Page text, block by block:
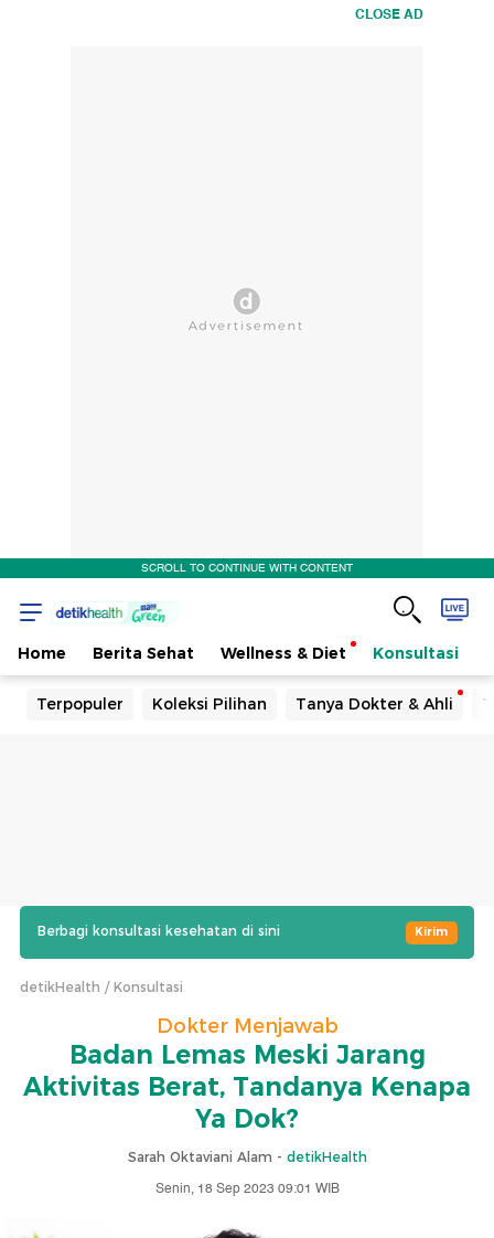
CLOSE AD
SCROLL TO CONTINUE WITH CONTENT
Home Berita Sehat Wellness & Diet Konsultasi
Terpopuler Koleksi Pilihan Tanya Dokter & Ahli
Berbagi konsultasi kesehatan di sini Kirim
detikHealth Konsultasi
Dokter Menjawab
Badan Lemas Meski Jarang
Aktivitas Berat, Tandanya Kenapa
Ya Dok?
Sarah Oktaviani Alam - detikHealth
Senin, 18 Sep 2023 09:01 WIB